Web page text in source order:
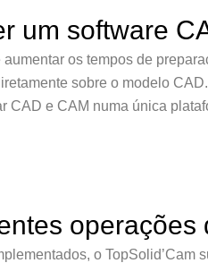
um software
os tempos de
sobre o modelo
CAD e CAM numa única
operações
o TopSolid’Cam